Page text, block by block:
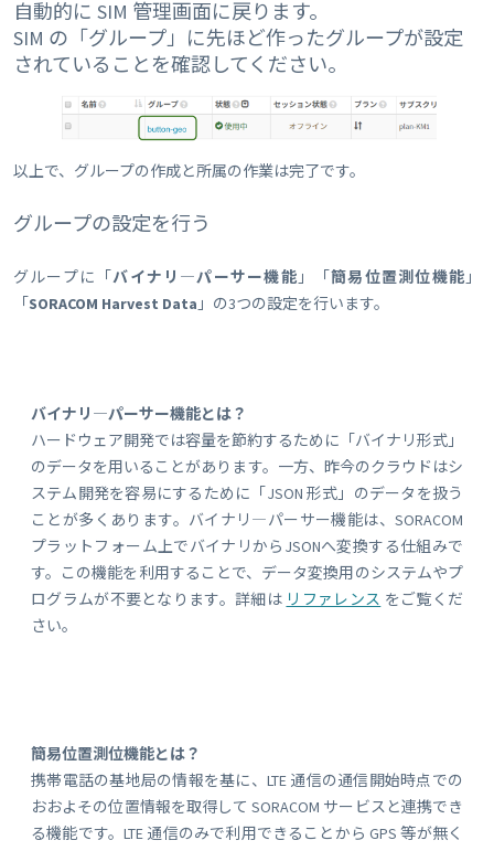
自動的に SIM 管理画面に戻ります。
SIM の「グループ」に先ほど作ったグループが設定
されていることを確認してください。
以上で、グループの作成と所属の作業は完了です。
グループの設定を行う
グループに「バイナリ―パーサー機能 」「簡易位置測位機能 」
「SORACOM Harvest Data 」の3つの設定を行います。
バイナリ―パーサー機能とは？
ハードウェア開発では容量を節約するために「バイナリ形式」
のデータを用いることがあります。一方、昨今のクラウドはシ
ステム開発を容易にするために「JSON 形式」のデータを扱う
ことが多くあります。バイナリ―パーサー機能は、SORACOM
プラットフォーム上でバイナリからJSONへ変換する仕組みで
す。この機能を利用することで、データ変換用のシステムやプ
ログラムが不要となります。詳細は リファレンス をご覧くだ
さい。
簡易位置測位機能とは？
携帯電話の基地局の情報を基に、LTE 通信の通信開始時点での
おおよその位置情報を取得して SORACOM サービスと連携でき
る機能です。LTE 通信のみで利用できることから GPS 等が無く